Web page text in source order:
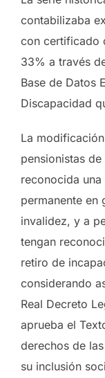
contabilizaba
con certificado
33% a través
Base de Datos
Discapacidad
La
pensionistas
reconocida
permanente en
invalidez, y a
tengan
retiro de
considerando
Real Decreto
aprueba el
derechos de
su inclusión